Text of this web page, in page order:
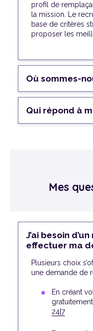
profil de
la mission. Le
base de critères
proposer les
Où sommes-
Qui répond à
Mes
J’ai besoin
effectuer ma
Plusieurs choix
une demande de
En créant
24|7